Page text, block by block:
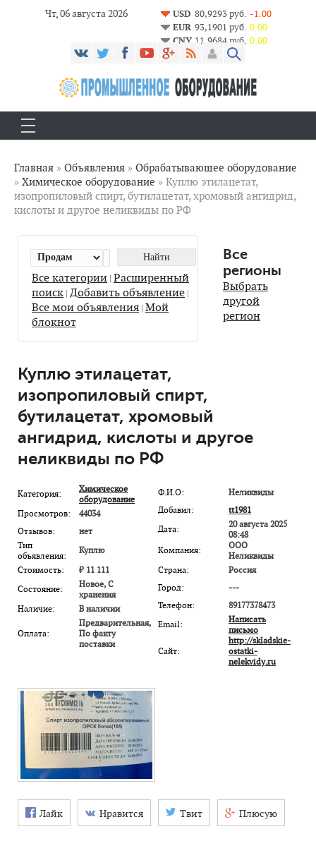
Чт, 06 августа 2026 USD 80,9293 руб. -1.00
EUR 93,1901 руб. 0.00
CNY 11,9684 руб. 0.00
Главная » Объявления » Обрабатывающее оборудование
» Химическое оборудование » Куплю этилацетат,
изопропиловый спирт, бутилацетат, хромовый ангидрид,
кислоты и другое неликвиды по РФ
Все категории | Расширенный
поиск | Добавить объявление |
Все мои объявления | Мой
блокнот
Все
регионы
Выбрать
другой
регион
Куплю этилацетат,
изопропиловый спирт,
бутилацетат, хромовый
ангидрид, кислоты и другое
неликвиды по РФ
Категория:
Химическое
оборудование
Просмотров:
44034
Отзывов:
нет
Тип
объявления:
Куплю
Стоимость:
₽ 11 111
Состояние:
Новое, С
хранения
Наличие:
В наличии
Оплата:
Предварительная,
По факту
поставки
Ф.И.О:
Неликвиды
Добавил:
tt1981
Дата:
20 августа 2025
08:48
Компания:
ООО
Неликвиды
Страна:
Россия
Город:
---
Телефон:
89177378473
Email:
Написать
письмо
Сайт:
http://skladskie-
ostatki-
nelekvidy.ru
Лайк Нравится Твит Плюсую